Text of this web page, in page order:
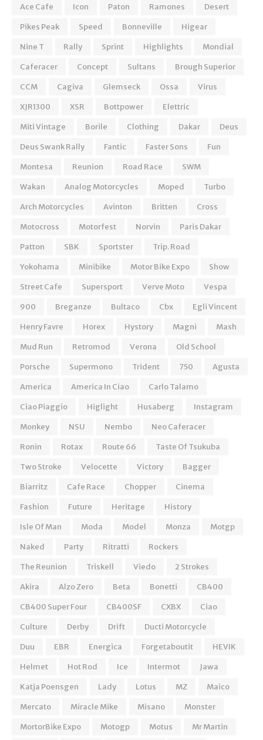
Ace Cafe
Icon Paton Ramones
Desert
Pikes Peak
Speed Bonneville
Higear
Nine T
Rally Sprint Highlights
Mondial
Caferacer
Concept Sultans
Brough Superior
CCM
Cagiva Glemseck Ossa
Virus
XJR1300
XSR Bottpower
Elettric
Miti Vintage
Borile Clothing Dakar
Deus
Deus Swank Rally
Fantic Faster Sons
Fun
Montesa
Reunion Road Race
SWM
Wakan
Analog Motorcycles Moped
Turbo
Arch Motorcycles
Avinton Britten
Cross
Motocross
Motorfest Norvin
Paris Dakar
Patton
SBK Sportster
Trip. Road
Yokohama
Minibike Motor Bike Expo
Show
Street Cafe
Supersport Verve Moto
Vespa
900
Breganze Bultaco Cbx
Egli Vincent
Henry Favre
Horex Hystory Magni
Mash
Mud Run
Retromod Verona
Old School
Porsche
Supermono Trident 750
Agusta
America
America In Ciao
Carlo Talamo
Ciao Piaggio
Higlight Husaberg
Instagram
Monkey
NSU Nembo
Neo Caferacer
Ronin
Rotax Route 66
Taste Of Tsukuba
Two Stroke
Velocette Victory
Bagger
Biarritz
Cafe Race Chopper
Cinema
Fashion
Future Heritage
History
Isle Of Man
Moda Model Monza
Motgp
Naked
Party Ritratti
Rockers
The Reunion
Triskell Viedo
2 Strokes
Akira
Alzo Zero Beta Bonetti
CB400
CB400 Super Four
CB400SF CXBX
Ciao
Culture
Derby Drift
Ducti Motorcycle
Duu
EBR Energica Forgetaboutit
HEVIK
Helmet
Hot Rod Ice Intermot
Jawa
Katja Poensgen
Lady Lotus MZ
Maico
Mercato
Miracle Mike Misano
Monster
MortorBike Expo
Motogp Motus Mr Martin